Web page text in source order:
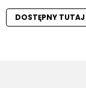
DOSTĘPNY TUTAJ